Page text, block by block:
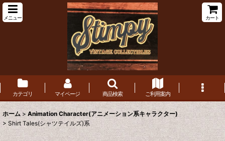
メニュー カート
カテゴリ マイページ 商品検索 ご利用案内
ホーム > Animation Character(アニメーション系キャラクター)
> Shirt Tales(シャツテイルズ)系